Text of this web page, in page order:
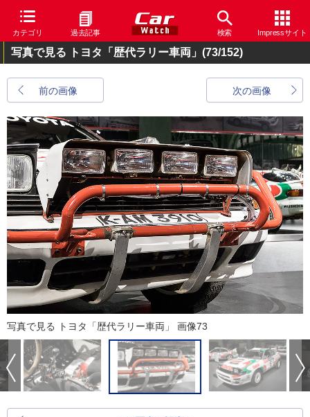
カテゴリ 過去記事 検索 Impressサイト
写真で見る トヨタ「歴代ラリー車両」 (73/152)
前の画像 次の画像
写真で見る トヨタ「歴代ラリー車両」 画像73